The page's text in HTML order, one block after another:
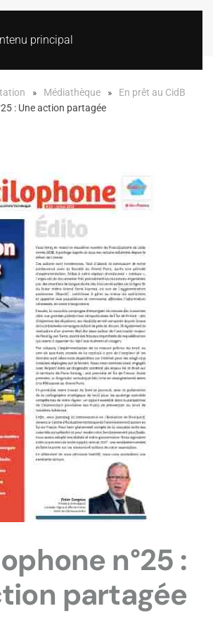
principal
Médiathèque
En prêt au CidB
: Une action partagée
n°25 :
partagée